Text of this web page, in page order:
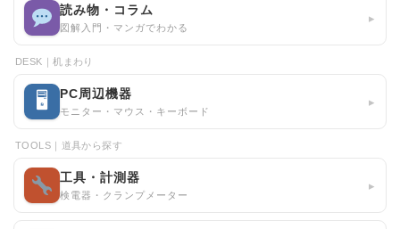
読み物・コラム
図解入門・マンガでわかる
▸
DESK｜机まわり
🖥 PC周辺機器
モニター・マウス・キーボード
▸
TOOLS｜道具から探す
工具・計測器
検電器・クランプメーター
▸